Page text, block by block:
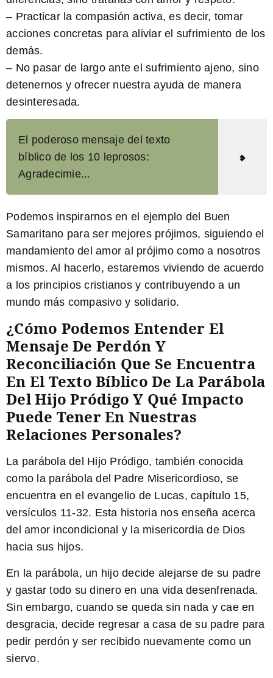
– Practicar la compasión activa, es decir, tomar
acciones concretas para aliviar el sufrimiento de los
demás.
– No pasar de largo ante el sufrimiento ajeno, sino
detenernos y ofrecer nuestra ayuda de manera
desinteresada.
El poderoso mensaje del texto
bíblico de los 10 leprosos:
Agradecimie...
Podemos inspirarnos en el ejemplo del Buen
Samaritano para ser mejores prójimos, siguiendo el
mandamiento del amor al prójimo como a nosotros
mismos. Al hacerlo, estaremos viviendo de acuerdo
a los principios cristianos y contribuyendo a un
mundo más compasivo y solidario.
¿Cómo Podemos Entender El
Mensaje De Perdón Y
Reconciliación Que Se Encuentra
En El Texto Bíblico De La Parábola
Del Hijo Pródigo Y Qué Impacto
Puede Tener En Nuestras
Relaciones Personales?
La parábola del Hijo Pródigo, también conocida
como la parábola del Padre Misericordioso, se
encuentra en el evangelio de Lucas, capítulo 15,
versículos 11-32. Esta historia nos enseña acerca
del amor incondicional y la misericordia de Dios
hacia sus hijos.
En la parábola, un hijo decide alejarse de su padre
y gastar todo su dinero en una vida desenfrenada.
Sin embargo, cuando se queda sin nada y cae en
desgracia, decide regresar a casa de su padre para
pedir perdón y ser recibido nuevamente como un
siervo.